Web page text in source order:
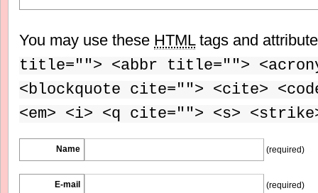
You may use these HTMLtags and
title=""> <abbr title="">
<blockquote cite=""> <cite>
<em> <i> <q cite=""> <s>
Name (required)
E-mail (required)